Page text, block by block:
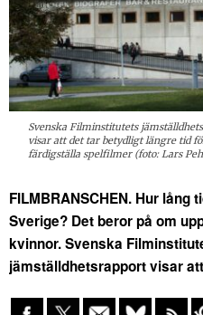
Svenska Filminstitutets
visar att det tar betydligt längre tid
färdigställa spelfilmer (foto: Lars
FILMBRANSCHEN. Hur
Sverige? Det beror på om
kvinnor. Svenska
jämställdhetsrapport visar